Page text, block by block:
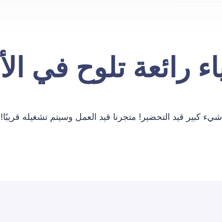
رائعة تلوح في
شيء كبير قيد التحضير! متجرنا قيد العمل وسيتم تشغيله قريبًا!